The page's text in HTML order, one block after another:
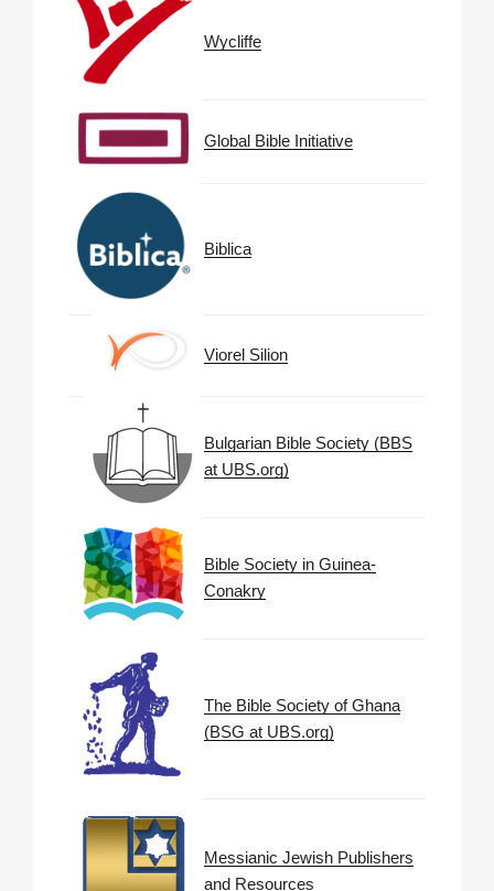
Wycliffe
Global Bible Initiative
Biblica
Viorel Silion
Bulgarian Bible Society (BBS
at UBS.org)
Bible Society in Guinea-
Conakry
The Bible Society of Ghana
(BSG at UBS.org)
Messianic Jewish Publishers
and Resources